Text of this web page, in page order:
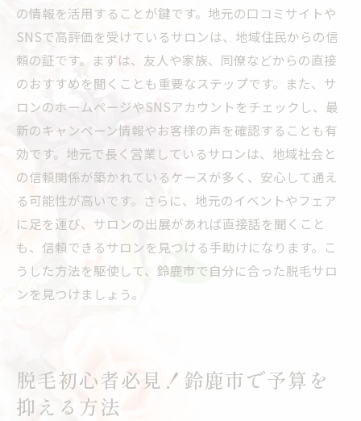
の情報を活用することが鍵です。地元の口コミサイトや
SNSで高評価を受けているサロンは、地域住民からの信
頼の証です。まずは、友人や家族、同僚などからの直接
のおすすめを聞くことも重要なステップです。また、サ
ロンのホームページやSNSアカウントをチェックし、最
新のキャンペーン情報やお客様の声を確認することも有
効です。地元で長く営業しているサロンは、地域社会と
の信頼関係が築かれているケースが多く、安心して通え
る可能性が高いです。さらに、地元のイベントやフェア
に足を運び、サロンの出展があれば直接話を聞くこと
も、信頼できるサロンを見つける手助けになります。こ
うした方法を駆使して、鈴鹿市で自分に合った脱毛サロ
ンを見つけましょう。
脱毛初心者必見！鈴鹿市で予算を
抑える方法